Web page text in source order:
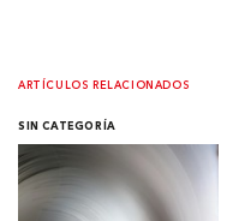
ARTÍCULOS RELACIONADOS
SIN CATEGORÍA